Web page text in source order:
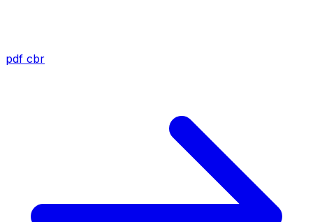
pdf cbr